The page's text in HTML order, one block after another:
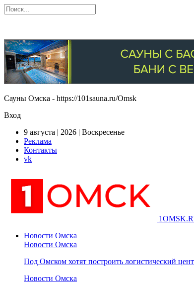
Сауны Омска - https://101sauna.ru/Omsk
Вход
9 августа | 2026 | Воскресенье
Реклама
Контакты
vk
Новости Омска
Новости Омска
Под Омском хотят построить логистический
Новости Омска